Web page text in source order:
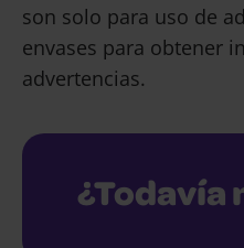
son solo para uso de
envases para obtener
advertencias.
¿Todavía